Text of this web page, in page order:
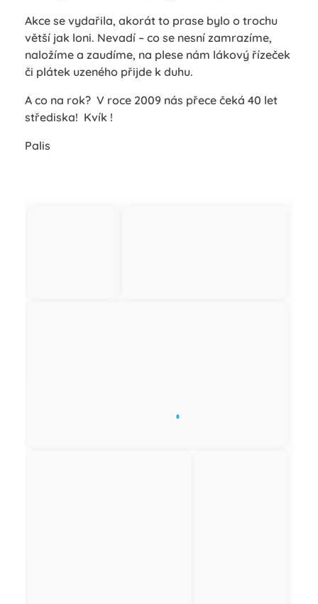
Akce se vydařila, akorát to prase bylo o trochu
větší jak loni. Nevadí – co se nesní zamrazíme,
naložíme a zaudíme, na plese nám lákový řízeček
či plátek uzeného přijde k duhu.
A co na rok? V roce 2009 nás přece čeká 40 let
střediska! Kvík !
Palis